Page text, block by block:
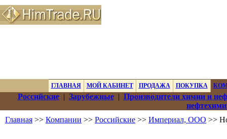
ГЛАВНАЯ МОЙ КАБИНЕТ ПРОДАЖА ПОКУПКА
Российские| Зарубежные| Производители химии и
Главная >> Компании >> Российские >> Империал, ООО >>